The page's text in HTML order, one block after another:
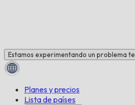
Estamos experimentando un problema
Planes y precios
Lista de países